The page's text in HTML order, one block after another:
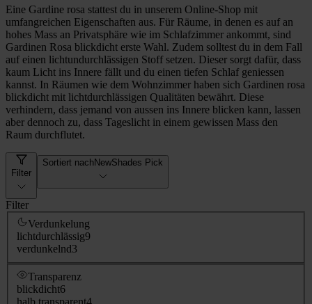
Eine Gardine rosa stattest du in unserem Online-Shop mit
umfangreichen Eigenschaften aus. Für Räume, in denen es auf an
hohes Mass an Privatsphäre wie im Schlafzimmer ankommt, sind
Gardinen Rosa blickdicht erste Wahl. Zudem solltest du in dem Fall
auf einen lichtundurchlässigen Stoff setzen. Dieser sorgt dafür, dass
kaum Licht ins Innere fällt und du einen tiefen Schlaf geniessen
kannst. In Räumen wie dem Wohnzimmer haben sich Gardinen rosa
blickdicht mit lichtdurchlässigen Qualitäten bewährt. Diese
verhindern, dass jemand von aussen ins Innere blicken kann, lassen
aber dennoch zu, dass Tageslicht in einem gewissen Mass den
Raum durchflutet.
Filter
Sortiert nachNewShades Pick
Filter
Verdunkelung
lichtdurchlässig9
verdunkelnd3
Transparenz
blickdicht6
halb transparent4